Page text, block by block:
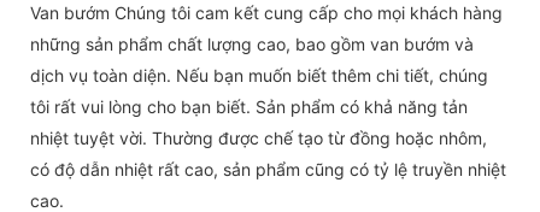
Van bướm Chúng tôi cam kết cung cấp cho mọi khách hàng
những sản phẩm chất lượng cao, bao gồm van bướm và
dịch vụ toàn diện. Nếu bạn muốn biết thêm chi tiết, chúng
tôi rất vui lòng cho bạn biết. Sản phẩm có khả năng tản
nhiệt tuyệt vời. Thường được chế tạo từ đồng hoặc nhôm,
có độ dẫn nhiệt rất cao, sản phẩm cũng có tỷ lệ truyền nhiệt
cao.